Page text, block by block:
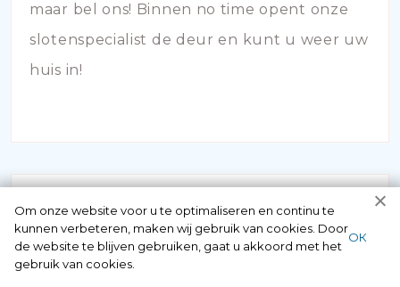
maar bel ons! Binnen no time opent onze
slotenspecialist de deur en kunt u weer uw
huis in!
Om onze website voor u te optimaliseren en continu te
kunnen verbeteren, maken wij gebruik van cookies. Door
de website te blijven gebruiken, gaat u akkoord met het
gebruik van cookies.
ОК